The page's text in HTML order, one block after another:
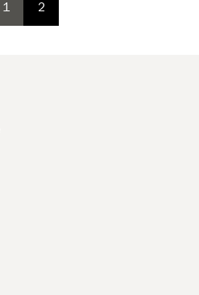
paginering
sida
1
paginering
sida
2